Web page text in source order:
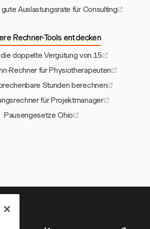
Auslastungsrate für Consulting
Rechner-Tools entdecken
doppelte Vergütung von 15
Rechner für Physiotherapeuten
Stunden berechnen
für Projektmanager
Pausengesetze Ohio